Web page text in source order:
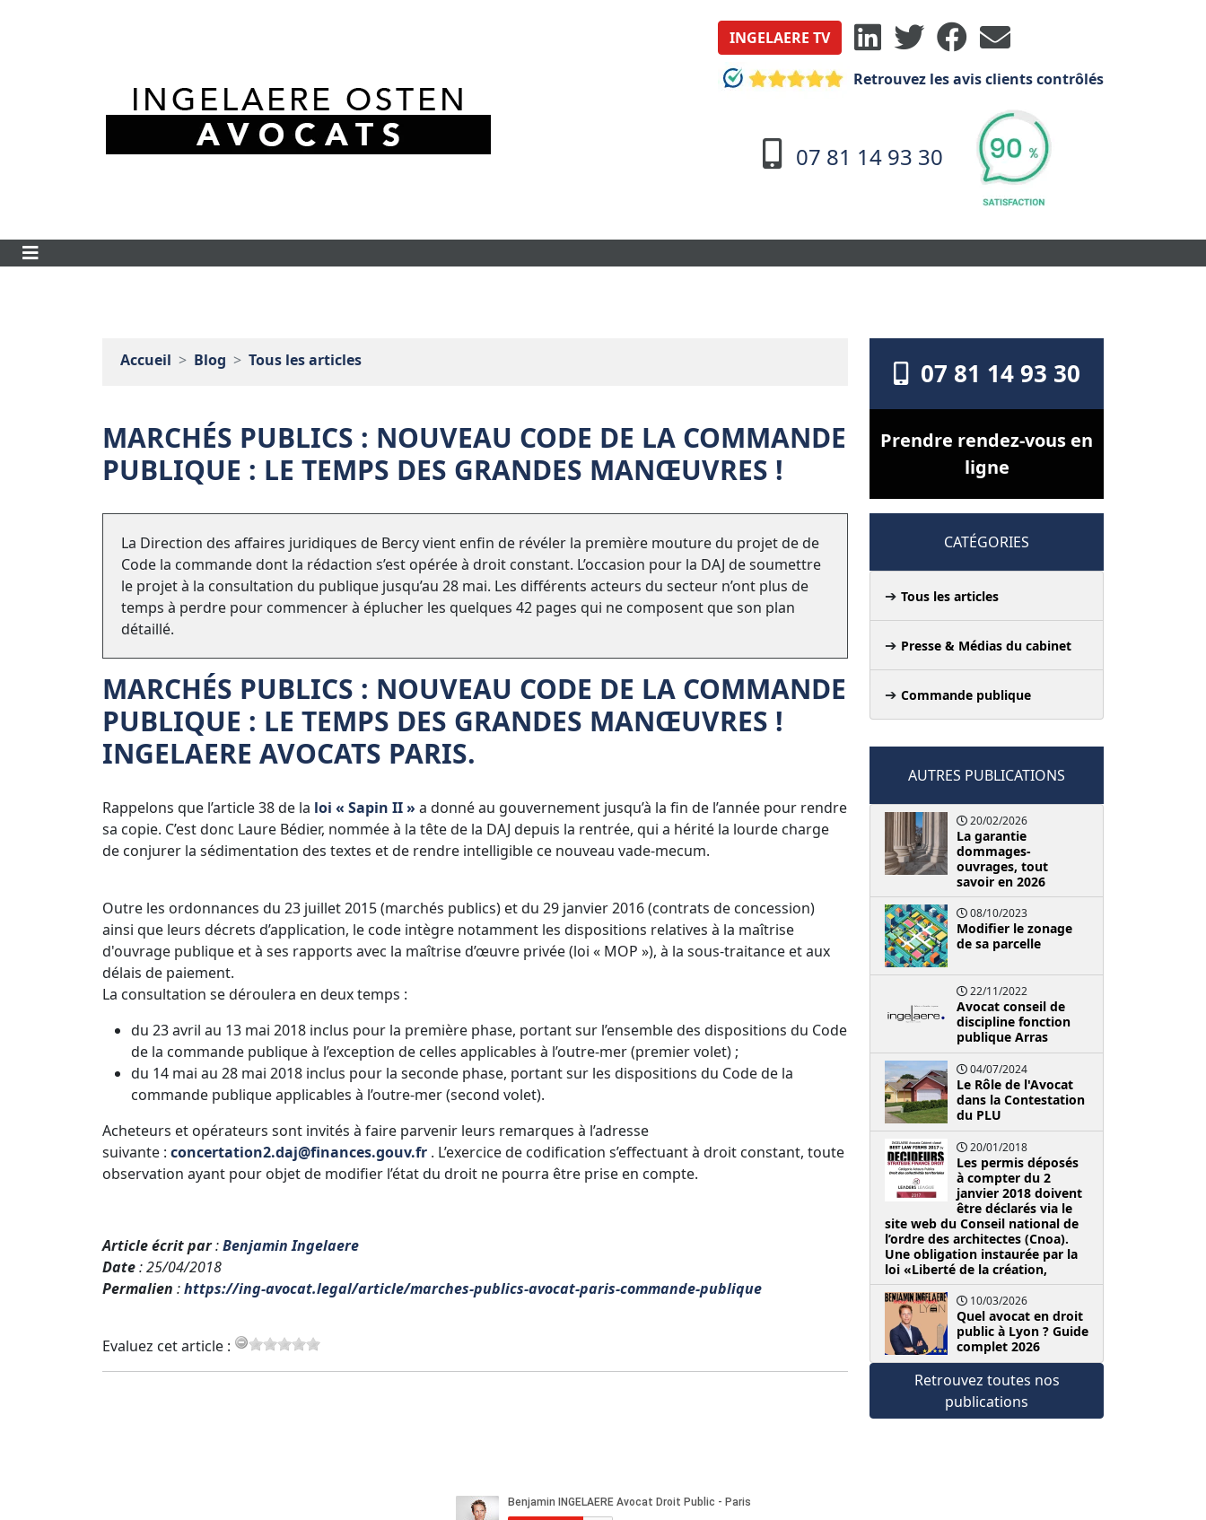
INGELAERE TV
Retrouvez les avis clients contrôlés
07 81 14 93 30
Accueil Blog Tous les articles
MARCHÉS PUBLICS : NOUVEAU CODE DE LA COMMANDE
PUBLIQUE : LE TEMPS DES GRANDES MANŒUVRES !
La Direction des affaires juridiques de Bercy vient enfin de révéler la première mouture du projet de de
Code la commande dont la rédaction s’est opérée à droit constant. L’occasion pour la DAJ de soumettre
le projet à la consultation du publique jusqu’au 28 mai. Les différents acteurs du secteur n’ont plus de
temps à perdre pour commencer à éplucher les quelques 42 pages qui ne composent que son plan
détaillé.
MARCHÉS PUBLICS : NOUVEAU CODE DE LA COMMANDE
PUBLIQUE : LE TEMPS DES GRANDES MANŒUVRES !
INGELAERE AVOCATS PARIS.
Rappelons que l’article 38 de la loi « Sapin II » a donné au gouvernement jusqu’à la fin de l’année pour rendre
sa copie. C’est donc Laure Bédier, nommée à la tête de la DAJ depuis la rentrée, qui a hérité la lourde charge
de conjurer la sédimentation des textes et de rendre intelligible ce nouveau vade-mecum.
Outre les ordonnances du 23 juillet 2015 (marchés publics) et du 29 janvier 2016 (contrats de concession)
ainsi que leurs décrets d’application, le code intègre notamment les dispositions relatives à la maîtrise
d'ouvrage publique et à ses rapports avec la maîtrise d’œuvre privée (loi « MOP »), à la sous-traitance et aux
délais de paiement.
La consultation se déroulera en deux temps :
du 23 avril au 13 mai 2018 inclus pour la première phase, portant sur l’ensemble des dispositions du Code
de la commande publique à l’exception de celles applicables à l’outre-mer (premier volet) ;
du 14 mai au 28 mai 2018 inclus pour la seconde phase, portant sur les dispositions du Code de la
commande publique applicables à l’outre-mer (second volet).
Acheteurs et opérateurs sont invités à faire parvenir leurs remarques à l’adresse
suivante : concertation2.daj@finances.gouv.fr . L’exercice de codification s’effectuant à droit constant, toute
observation ayant pour objet de modifier l’état du droit ne pourra être prise en compte.
Article écrit par:Benjamin Ingelaere
Date: 25/04/2018
Permalien :https://ing-avocat.legal/article/marches-publics-avocat-paris-commande-publique
Evaluez cet article :
07 81 14 93 30
Prendre rendez-vous en
ligne
CATÉGORIES
Tous les articles
Presse & Médias du cabinet
Commande publique
AUTRES PUBLICATIONS
20/02/2026
La garantie
dommages-
ouvrages, tout
savoir en 2026
08/10/2023
Modifier le zonage
de sa parcelle
22/11/2022
Avocat conseil de
discipline fonction
publique Arras
04/07/2024
Le Rôle de l'Avocat
dans la Contestation
du PLU
20/01/2018
Les permis déposés
à compter du 2
janvier 2018 doivent
être déclarés via le
site web du Conseil national de
l’ordre des architectes (Cnoa).
Une obligation instaurée par la
loi «Liberté de la création,
10/03/2026
Quel avocat en droit
public à Lyon ? Guide
complet 2026
Retrouvez toutes nos
publications